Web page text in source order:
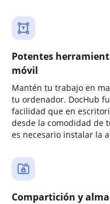
Potentes
móvil
Mantén tu trabajo en
tu ordenador. DocHub
facilidad que en
desde la comodidad de
es necesario instalar la
Compartición y